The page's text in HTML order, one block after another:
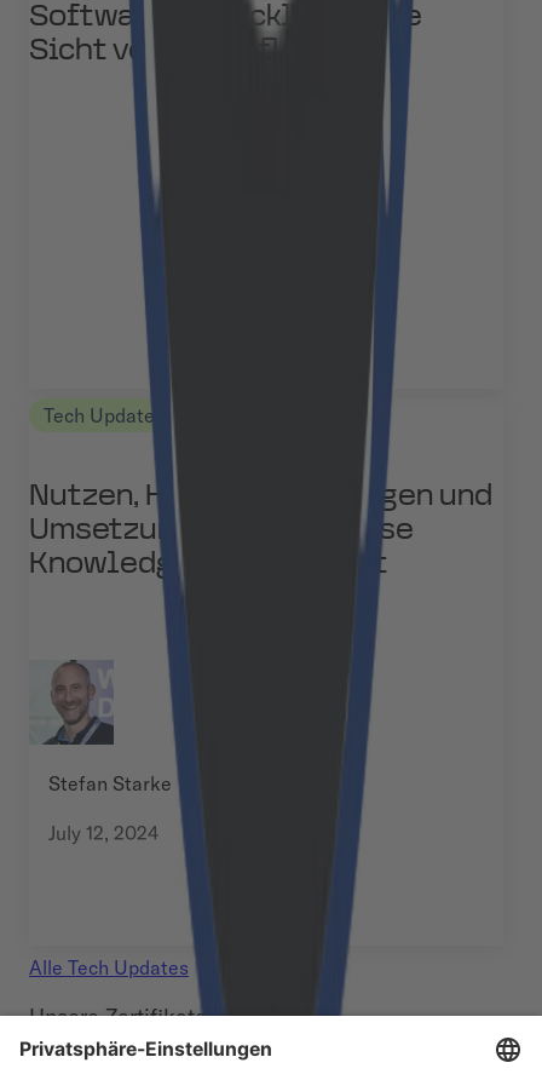
Softwareentwicklung – Die
Sicht von Cloudflight
Tech Updates
Nutzen, Herausforderungen und
Umsetzung von Enterprise
Knowledge Management
Stefan Starke
July 12, 2024
Alle Tech Updates
Unsere Zertifikate